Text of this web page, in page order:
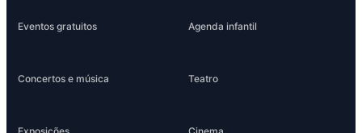
Eventos gratuitos Agenda infantil
Concertos e música Teatro